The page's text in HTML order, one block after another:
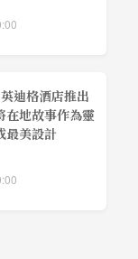
迪格酒店推出
在地故事作為靈
最美設計